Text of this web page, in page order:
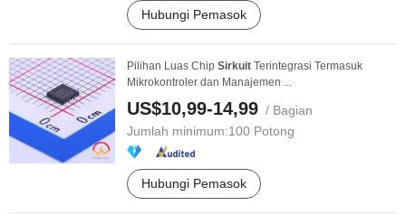
Hubungi Pemasok
Pilihan Luas Chip Sirkuit Terintegrasi Termasuk
Mikrokontroler dan Manajemen ...
US$10,99-14,99 / Bagian
Jumlah minimum:100 Potong
Hubungi Pemasok